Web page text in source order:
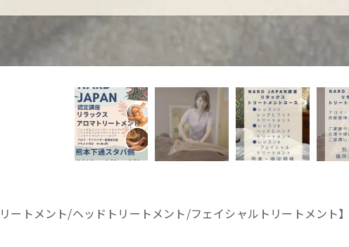
ートメント/ヘッドトリートメント/フェイシャルトリートメント】